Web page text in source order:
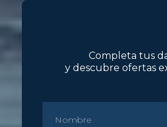
Completa tus
y descubre ofertas